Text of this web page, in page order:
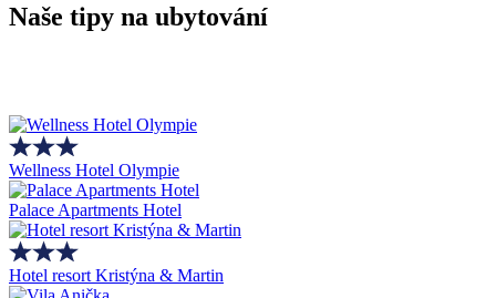
Naše tipy na ubytování
Wellness Hotel Olympie
Palace Apartments Hotel
Hotel resort Kristýna & Martin